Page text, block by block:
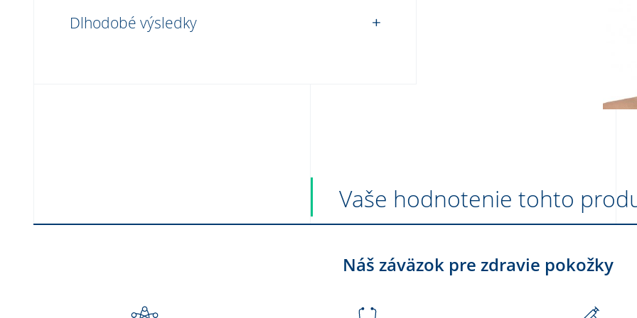
Dlhodobé výsledky
Vaše hodnotenie tohto
Náš záväzok pre zdravie pokožky